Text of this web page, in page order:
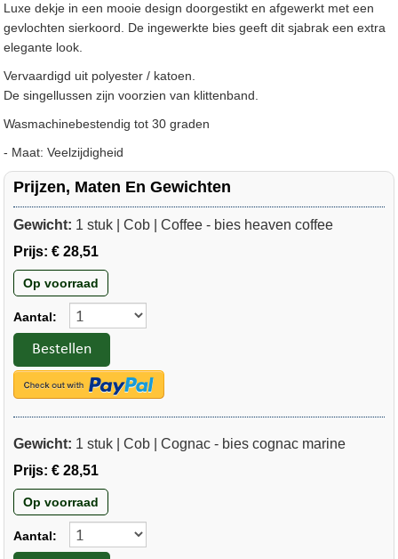
Luxe dekje in een mooie design doorgestikt en afgewerkt met een
gevlochten sierkoord. De ingewerkte bies geeft dit sjabrak een extra
elegante look.
Vervaardigd uit polyester / katoen.
De singellussen zijn voorzien van klittenband.
Wasmachinebestendig tot 30 graden
- Maat: Veelzijdigheid
Prijzen, Maten En Gewichten
Gewicht: 1 stuk | Cob | Coffee - bies heaven coffee
Prijs: € 28,51
Op voorraad
Aantal:
Bestellen
Gewicht: 1 stuk | Cob | Cognac - bies cognac marine
Prijs: € 28,51
Op voorraad
Aantal: